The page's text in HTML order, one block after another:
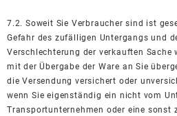
7.2. Soweit Sie Verbraucher sind ist
Gefahr des zufälligen Untergangs und
Verschlechterung der verkauften Sache
mit der Übergabe der Ware an Sie
die Versendung versichert oder
wenn Sie eigenständig ein nicht vom
Transportunternehmen oder eine sonst